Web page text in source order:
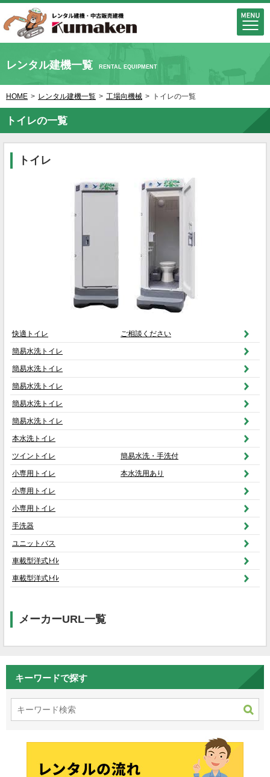
レンタル建機一覧 RENTAL EQUIPMENT
HOME > レンタル建機一覧 > 工場向機械 > トイレの一覧
トイレの一覧
トイレ
快適トイレ ご相談ください
簡易水洗トイレ
簡易水洗トイレ
簡易水洗トイレ
簡易水洗トイレ
簡易水洗トイレ
本水洗トイレ
ツイントイレ 簡易水洗・手洗付
小専用トイレ 本水洗用あり
小専用トイレ
小専用トイレ
手洗器
ユニットバス
車載型洋式ﾄｲﾚ
車載型洋式ﾄｲﾚ
メーカーURL一覧
キーワードで探す